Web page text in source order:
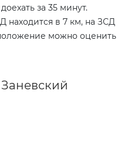
за 35 минут.
в 7 км, на ЗСД
можно оценить